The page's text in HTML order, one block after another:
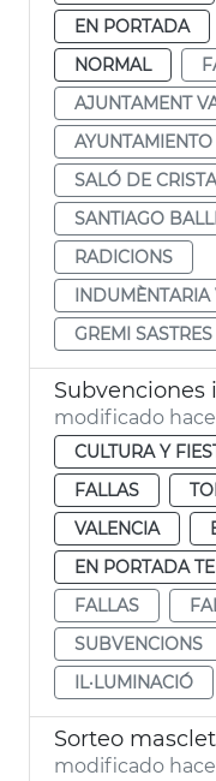
EN PORTADA
NORMAL
AJUNTAMENT
SALÓ DE
SANTIAGO
RADICIONS
INDUMÈNTARIA
GREMI
modificado
CULTURA Y
FALLAS
VALENCIA
EN PORTADA
FALLAS
SUBVENCIONS
IL·LUMINACIÓ
modificado